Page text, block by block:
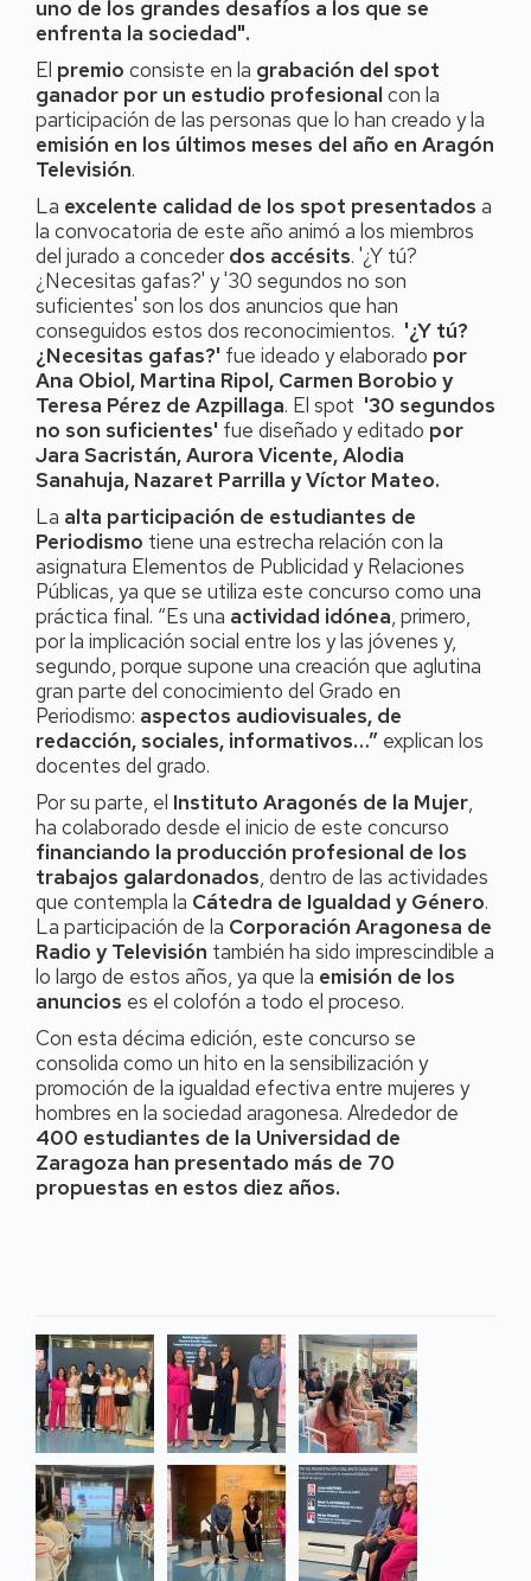
uno de los grandes desafíos a los que se
enfrenta la sociedad".
El premio consiste en la grabación del spot
ganador por un estudio profesional con la
participación de las personas que lo han creado y la
emisión en los últimos meses del año en Aragón
Televisión.
La excelente calidad de los spot presentados a
la convocatoria de este año animó a los miembros
del jurado a conceder dos accésits. '¿Y tú?
¿Necesitas gafas?' y '30 segundos no son
suficientes' son los dos anuncios que han
conseguidos estos dos reconocimientos. '¿Y tú?
¿Necesitas gafas?' fue ideado y elaborado por
Ana Obiol, Martina Ripol, Carmen Borobio y
Teresa Pérez de Azpillaga. El spot '30 segundos
no son suficientes' fue diseñado y editado por
Jara Sacristán, Aurora Vicente, Alodia
Sanahuja, Nazaret Parrilla y Víctor Mateo.
La alta participación de estudiantes de
Periodismo tiene una estrecha relación con la
asignatura Elementos de Publicidad y Relaciones
Públicas, ya que se utiliza este concurso como una
práctica final. “Es una actividad idónea, primero,
por la implicación social entre los y las jóvenes y,
segundo, porque supone una creación que aglutina
gran parte del conocimiento del Grado en
Periodismo: aspectos audiovisuales, de
redacción, sociales, informativos…” explican los
docentes del grado.
Por su parte, el Instituto Aragonés de la Mujer,
ha colaborado desde el inicio de este concurso
financiando la producción profesional de los
trabajos galardonados, dentro de las actividades
que contempla la Cátedra de Igualdad y Género.
La participación de la Corporación Aragonesa de
Radio y Televisión también ha sido imprescindible a
lo largo de estos años, ya que la emisión de los
anuncios es el colofón a todo el proceso.
Con esta décima edición, este concurso se
consolida como un hito en la sensibilización y
promoción de la igualdad efectiva entre mujeres y
hombres en la sociedad aragonesa. Alrededor de
400 estudiantes de la Universidad de
Zaragoza han presentado más de 70
propuestas en estos diez años.